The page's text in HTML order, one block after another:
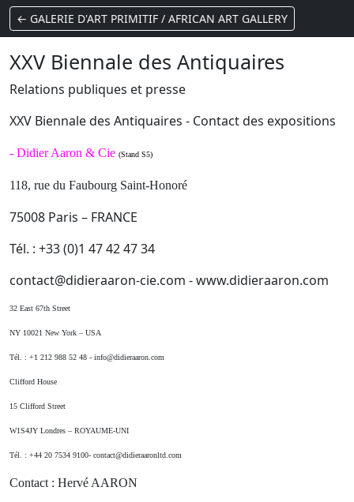
← GALERIE D'ART PRIMITIF / AFRICAN ART GALLERY
XXV Biennale des Antiquaires
Relations publiques et presse
XXV Biennale des Antiquaires - Contact des expositions
- Didier Aaron & Cie (Stand S5)
118, rue du Faubourg Saint-Honoré
75008 Paris – FRANCE
Tél. : +33 (0)1 47 42 47 34
contact@didieraaron-cie.com - www.didieraaron.com
32 East 67th Street
NY 10021 New York – USA
Tél. : +1 212 988 52 48 - info@didieraaron.com
Clifford House
15 Clifford Street
W1S4JY Londres – ROYAUME-UNI
Tél. : +44 20 7534 9100- contact@didieraaronltd.com
Contact : Hervé AARON